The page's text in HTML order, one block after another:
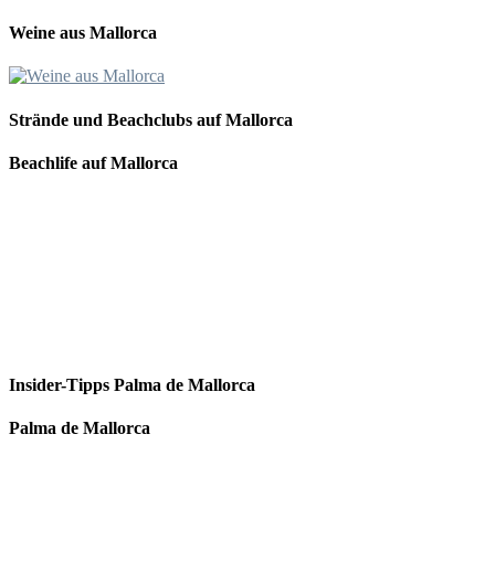
Weine aus Mallorca
Strände und Beachclubs auf Mallorca
Beachlife auf Mallorca
Insider-Tipps Palma de Mallorca
Palma de Mallorca